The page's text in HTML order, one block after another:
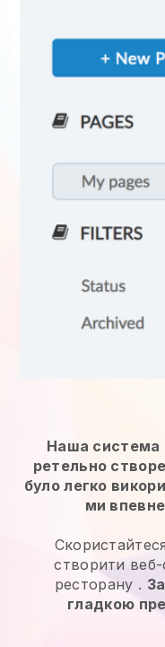
Наша система
ретельно
було легко
ми
створити веб-
ресторану .
гладкою